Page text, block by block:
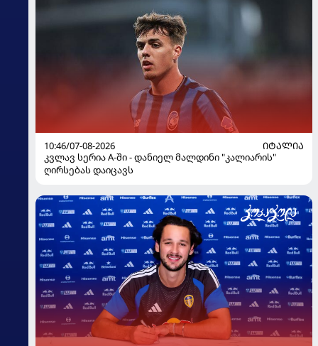
10:46/07-08-2026
ᲘᲢᲐᲚᲘᲐ
კვლავ სერია A-ში - დანიელ მალდინი "კალიარის"
ღირსებას დაიცავს